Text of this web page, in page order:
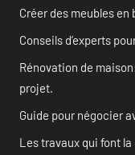
Créer des meubles
Conseils d’experts
Rénovation de
projet.
Guide pour négocier
Les travaux qui font